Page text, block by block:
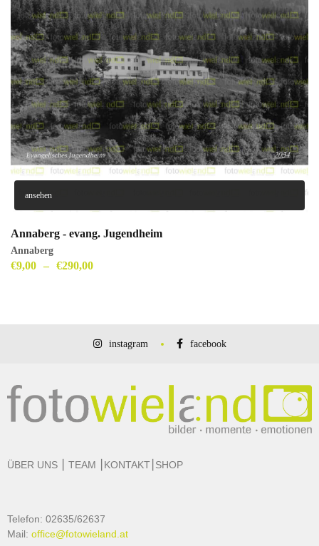
ansehen
Annaberg - evang. Jugendheim
Annaberg
€9,00 – €290,00
instagram facebook
ÜBER UNS TEAM KONTAKT SHOP
Telefon: 02635/62637
Mail: office@fotowieland.at